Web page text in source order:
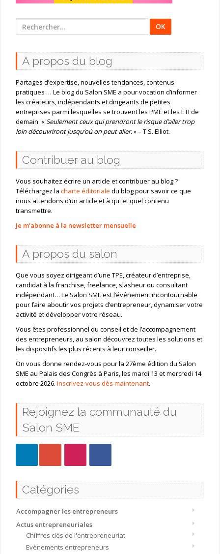
Rechercher
:
A propos du blog
Partages d’expertise, nouvelles tendances, contenus
pratiques … Le blog du Salon SME a pour vocation d’informer
les créateurs, indépendants et dirigeants de petites
entreprises parmi lesquelles se trouvent les PME et les ETI de
demain. «Seulement ceux qui prendront le risque d’aller trop
loin découvriront jusqu’où on peut aller.» – T.S. Elliot.
Contribuer au blog
Vous souhaitez écrire un article et contribuer au blog ?
Téléchargez la charte éditoriale du blog pour savoir ce que
nous attendons d’un article et à qui et quel contenu
transmettre.
Je m’abonne à la newsletter mensuelle
A propos du salon
Que vous soyez dirigeant d’une TPE, créateur d’entreprise,
candidat à la franchise, freelance, slasheur ou consultant
indépendant… Le Salon SME est l’événement incontournable
pour faire aboutir vos projets d’entrepreneur, dynamiser votre
activité et développer votre réseau.
Vous êtes professionnel du conseil et de l’accompagnement
des entrepreneurs, au salon découvrez toutes les solutions et
les dispositifs les plus récents à leur conseiller.
On vous donne rendez-vous pour la 27ème édition du Salon
SME au Palais des Congrès à Paris, les mardi 13 et mercredi 14
octobre 2026. Inscrivez-vous dès maintenant.
Rejoignez la communauté du
Salon SME
Catégories
Accompagner les entrepreneurs
Actus entrepreneuriales
Chiffres clés de l'entrepreneuriat
Evènements entrepreneurs